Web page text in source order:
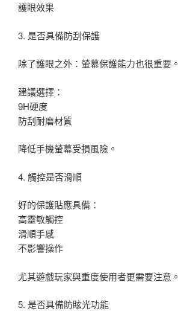
護眼效果
3. 是否具備防刮保護
除了護眼之外：螢幕保護能力也很重要。
建議選擇：
9H硬度
防刮耐磨材質
降低手機螢幕受損風險。
4. 觸控是否滑順
好的保護貼應具備：
高靈敏觸控
滑順手感
不影響操作
尤其遊戲玩家與重度使用者更需要注意。
5. 是否具備防眩光功能